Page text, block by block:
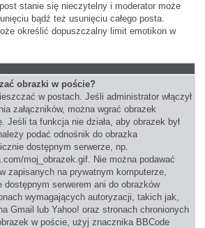
stanie się nieczytelny i moderator może
bądź też usunięciu całego posta.
określić dopuszczalny limit emotikon w
obrazki w poście?
w postach. Jeśli administrator włączył
załączników, można wgrać obrazek
Jeśli ta funkcja nie działa, aby obrazek był
podać odnośnik do obrazka
dostępnym serwerze, np.
moj_obrazek.gif. Nie można podawać
zapisanych na prywatnym komputerze,
serwerem ani do obrazków
wymagających autoryzacji, takich jak,
Gmail lub Yahoo! oraz stronach chronionych
w poście, użyj znacznika BBCode